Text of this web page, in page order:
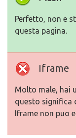
Perfetto, non e
questa pagina.
Iframe
Molto male, hai
questo significa
Iframe non puo